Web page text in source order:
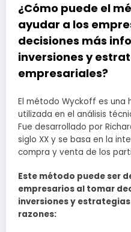
¿Cómo puede el
ayudar a los
decisiones más
inversiones y
empresariales?
El método Wyckoff es una
utilizada en el análisis
Fue desarrollado por
siglo XX y se basa en la
compra y venta de los
Este método puede ser
empresarios al tomar
inversiones y
razones: